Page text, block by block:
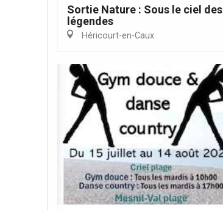
Sortie Nature : Sous le ciel des
légendes
Héricourt-en-Caux